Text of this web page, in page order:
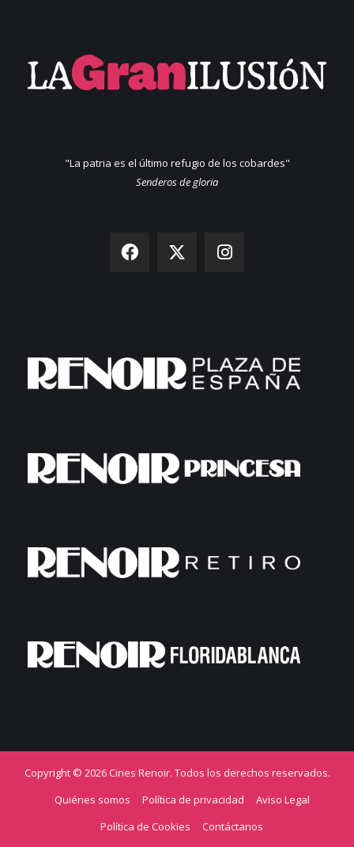
"La patria es el último refugio de los cobardes"
Senderos de gloria
Copyright © 2026 Cines Renoir. Todos los derechos reservados.
Quiénes somos
Política de privacidad
Aviso Legal
Política de Cookies
Contáctanos